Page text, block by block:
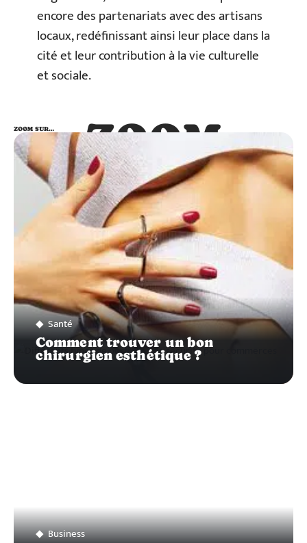
encore des partenariats avec des artisans
locaux, redéfinissant ainsi leur place dans la
cité et leur contribution à la vie culturelle
et sociale.
ZOOM
SUR…
ZOOM SUR…
Santé
Comment trouver un bon
chirurgien esthétique ?
Business